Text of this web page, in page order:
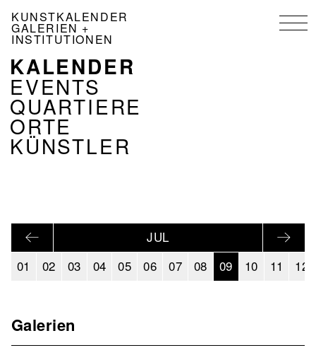
zum
Inhalt
KUNSTKALENDER
GALERIEN +
INSTITUTIONEN
NAVIGATION
KALENDER
DE
KALENDER
EVENTS
QUARTIERE
ORTE
KÜNSTLER
JUL
01
02 03 04 05 06 07 08 09 10 11 12
Galerien